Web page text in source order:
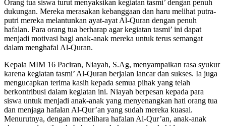
Orang tua siswa turut menyaksikan kegiatan tasmi’ dengan penuh
dukungan. Mereka merasakan kebanggaan dan haru melihat putra-
putri mereka melantunkan ayat-ayat Al-Quran dengan penuh
hafalan. Para orang tua berharap agar kegiatan tasmi’ ini dapat
menjadi motivasi bagi anak-anak mereka untuk terus semangat
dalam menghafal Al-Quran.
Kepala MIM 16 Paciran, Niayah, S.Ag, menyampaikan rasa syukur
karena kegiatan tasmi’ Al-Quran berjalan lancar dan sukses. Ia juga
mengucapkan terima kasih kepada semua pihak yang telah
berkontribusi dalam kegiatan ini. Niayah berpesan kepada para
siswa untuk menjadi anak-anak yang menyenangkan hati orang tua
dan menjaga hafalan Al-Qur’an yang sudah mereka kuasai.
Menurutnya, dengan memelihara hafalan Al-Qur’an, anak-anak